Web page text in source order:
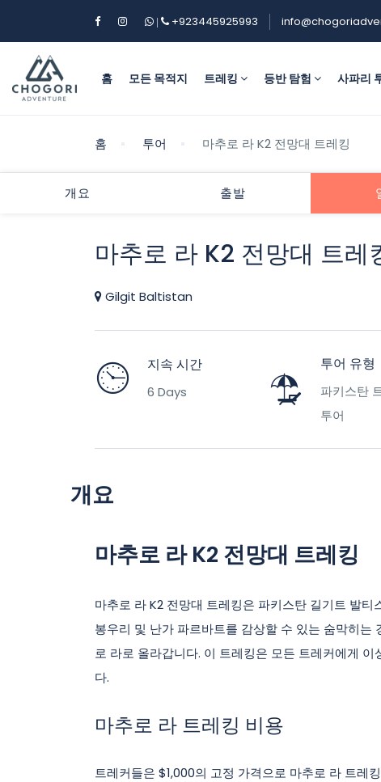
| +923445925993
홈 모든 목적지 트레킹 등반 탐험 사파리
홈 투어 마추로 라 K2 전망대 트레킹
개요 출발
마추로 라 K2 전망대 트레
Gilgit Baltistan
지속 시간
6 Days
투어 유형
파키스탄
투어
개요
마추로 라 K2 전망대 트레킹
마추로 라 K2 전망대 트레킹은 파키스탄 길기트 발
봉우리 및 난가 파르바트를 감상할 수 있는 숨막히
로 라로 올라갑니다. 이 트레킹은 모든 트레커에게
다.
마추로 라 트레킹 비용
트레커들은 $1,000의 고정 가격으로 마추로 라 트레